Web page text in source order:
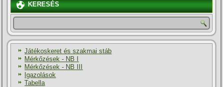
KERESÉS
Játékoskeret és szakmai stáb
Mérkőzések - NB I
Mérkőzések - NB III
Igazolások
Tabella